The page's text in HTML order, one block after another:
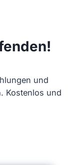
und
Kostenlos und